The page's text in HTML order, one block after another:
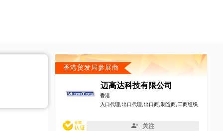
香港贸发局参展商
迈高达科技有限公司
香港
入口代理, 出口代理, 出口商, 制造商, 工商组织
关注